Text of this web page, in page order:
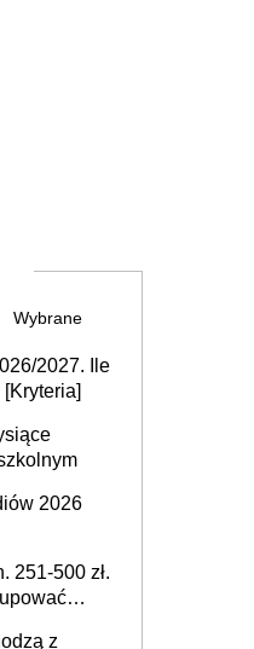
Wybrane
2027. Ile
2026
251-500 zł.
z